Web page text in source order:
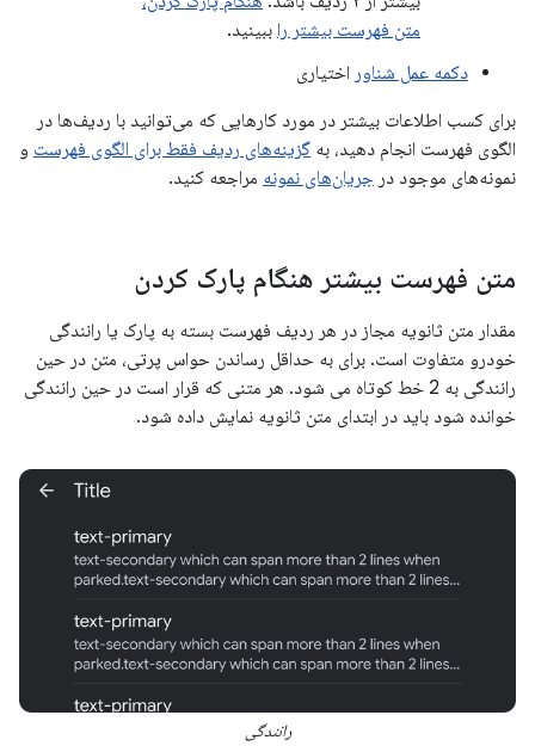
متن فهرست بیشتر را ببینید.
دکمه عمل شناور اختیاری
برای کسب اطلاعات بیشتر در مورد کارهایی که می‌توانید با ردیف‌ها در
الگوی فهرست انجام دهید، به گزینه‌های ردیف فقط برای الگوی فهرست و
نمونه‌های موجود در جریان‌های نمونه مراجعه کنید.
متن فهرست بیشتر هنگام پارک کردن
مقدار متن ثانویه مجاز در هر ردیف فهرست بسته به پارک یا رانندگی
خودرو متفاوت است. برای به حداقل رساندن حواس پرتی، متن در حین
رانندگی به 2 خط کوتاه می شود. هر متنی که قرار است در حین رانندگی
خوانده شود باید در ابتدای متن ثانویه نمایش داده شود.
رانندگی